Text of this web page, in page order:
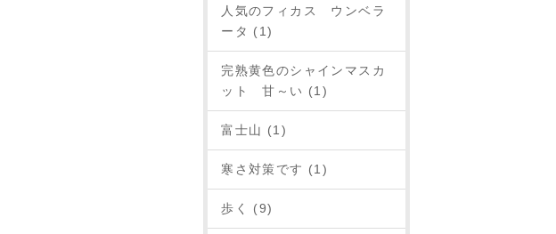
人気のフィカス ウンベラ
ータ (1)
完熟黄色のシャインマスカ
ット 甘～い (1)
富士山 (1)
寒さ対策です (1)
歩く (9)